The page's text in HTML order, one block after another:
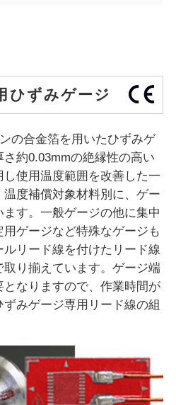
ひずみゲージ
の合金箔を用いたひずみゲ
約0.03mmの絶縁性の高い
使用温度範囲を改善した一
度補償対象材料別に、ゲー
す。一般ゲージの他に集中
ゲージなど特殊なゲージも
リード線を付けたリード線
り揃えています。ゲージ端
なりますので、作業時間が
みゲージ専用リード線の組